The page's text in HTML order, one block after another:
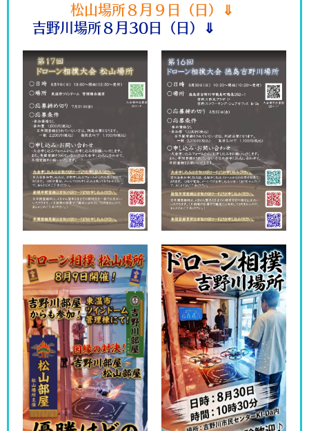
松山場所８月９日（日）⇓
吉野川場所８月30日（日）⇓